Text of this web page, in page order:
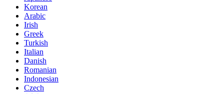
Korean
Arabic
Irish
Greek
Turkish
Italian
Danish
Romanian
Indonesian
Czech